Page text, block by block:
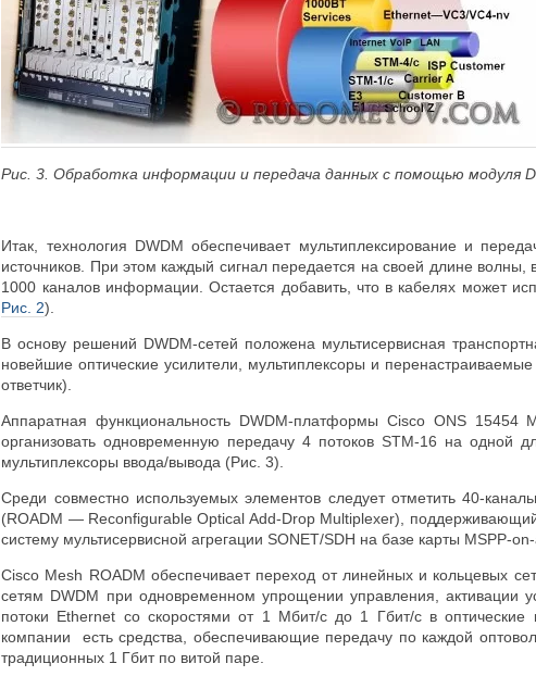
Рис. 3. Обработка информации и передача данных с помощью модуля
Итак, технология DWDM обеспечивает мультиплексирование и
источников. При этом каждый сигнал передается на своей длине волны,
1000 каналов информации. Остается добавить, что в кабелях может
Рис. 2).
В основу решений DWDM-сетей положена мультисервисная
новейшие оптические усилители, мультиплексоры и
ответчик).
Аппаратная функциональность DWDM-платформы Cisco ONS
организовать одновременную передачу 4 потоков STM-16 на одной
мультиплексоры ввода/вывода (Рис. 3).
Среди совместно используемых элементов следует отметить 40-
(ROADM — Reconfigurable Optical Add-Drop Multiplexer),
систему мультисервисной агрегации SONET/SDH на базе карты MSPP-on-
Cisco Mesh ROADM обеспечивает переход от линейных и кольцевых
сетям DWDM при одновременном упрощении управления, активации
потоки Ethernet со скоростями от 1 Мбит/с до 1 Гбит/с в
компании есть средства, обеспечивающие передачу по каждой
традиционных 1 Гбит по витой паре.